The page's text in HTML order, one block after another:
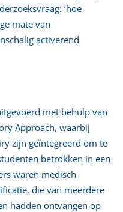
‘hoe
mate van
activerend
met behulp van
Approach, waarbij
zijn geïntegreerd om te
betrokken in een
waren medisch
die van meerdere
hadden ontvangen op